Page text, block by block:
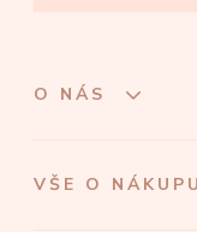
O NÁS
VŠE O NÁKUPU